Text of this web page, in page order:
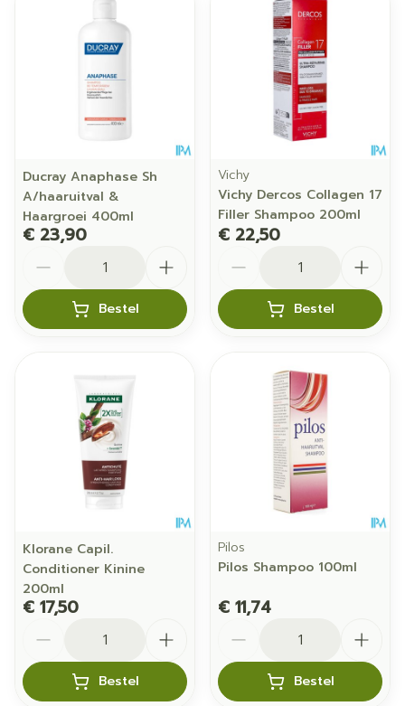
Ducray Anaphase Sh
A/haaruitval &
Haargroei 400ml
€ 23,90
Bestel
Vichy
Vichy Dercos Collagen 17
Filler Shampoo 200ml
€ 22,50
Bestel
Klorane Capil.
Conditioner Kinine
200ml
€ 17,50
Bestel
Pilos
Pilos Shampoo 100ml
€ 11,74
Bestel